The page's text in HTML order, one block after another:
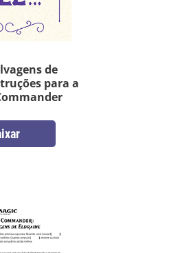
de
para a